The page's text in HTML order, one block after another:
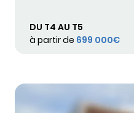
DU T4 AU T5
à partir de 699 000€